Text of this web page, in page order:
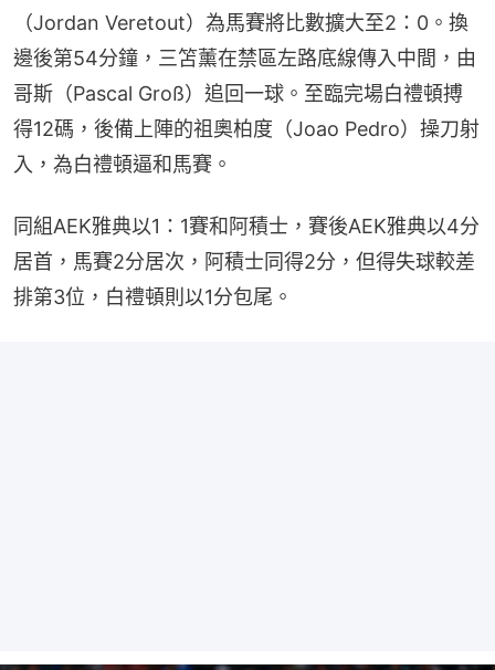
（Jordan Veretout）為馬賽將比數擴大至2：0。換
邊後第54分鐘，三笘薰在禁區左路底線傳入中間，由
哥斯（Pascal Groß）追回一球。至臨完場白禮頓搏
得12碼，後備上陣的祖奧柏度（Joao Pedro）操刀射
入，為白禮頓逼和馬賽。
同組AEK雅典以1：1賽和阿積士，賽後AEK雅典以4分
居首，馬賽2分居次，阿積士同得2分，但得失球較差
排第3位，白禮頓則以1分包尾。